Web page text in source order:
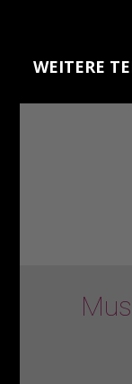
WEITERE